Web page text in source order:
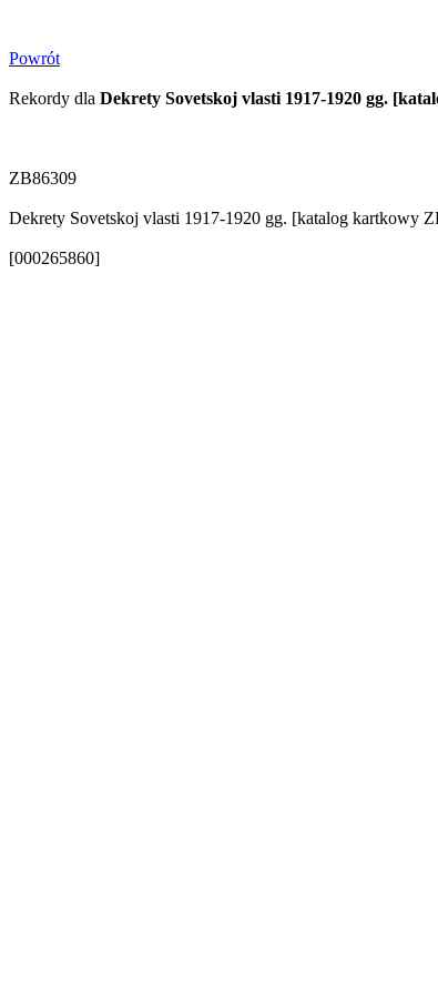
Powrót
Rekordy dla Dekrety Sovetskoj vlasti 1917-1920 gg.
ZB86309
Dekrety Sovetskoj vlasti 1917-1920 gg. [katalog kartkowy
[000265860]